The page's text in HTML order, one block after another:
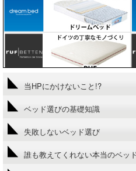
当HPにかけないこと!?
ベッド選びの基礎知識
失敗しないベッド選び
誰も教えてくれない本当のベッ